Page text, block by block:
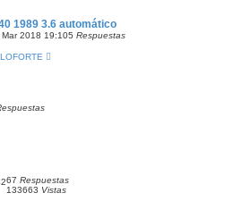
1989 3.6 automático
Mar 2018 19:105 Respuestas
67 Respuestas
133663 Vistas